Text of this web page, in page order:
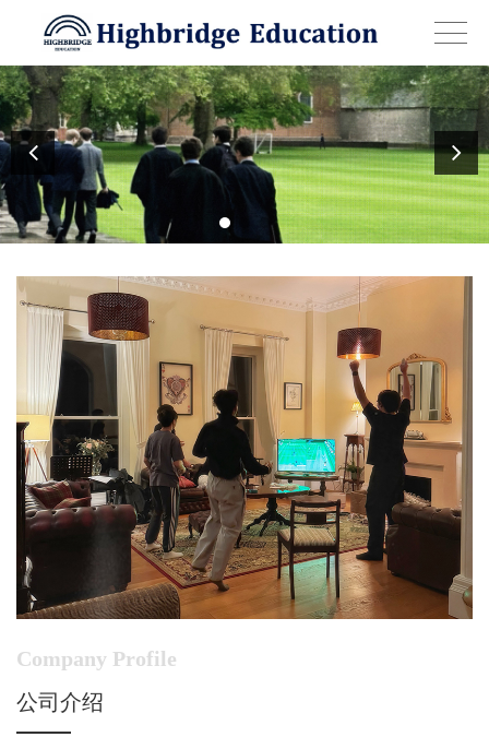
Company Profile
公司介绍